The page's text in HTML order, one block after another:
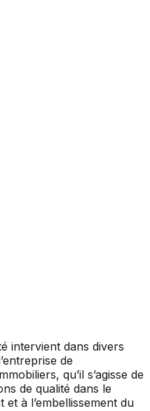
intervient dans divers
de
qu’il s’agisse de
de qualité dans le
à l’embellissement du